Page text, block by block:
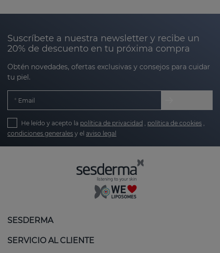
Suscríbete a nuestra newsletter y recibe un
20% de descuento en tu próxima compra
Obtén novedades, ofertas exclusivas y consejos para cuidar
tu piel.
Email
He leído y acepto la política de privacidad política de cookies
condiciones generales y el aviso legal
SESDERMA
SERVICIO AL CLIENTE